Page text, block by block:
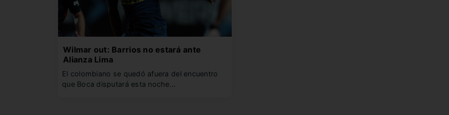
Wilmar out: Barrios no estará ante
Alianza Lima
El colombiano se quedó afuera del encuentro
que Boca disputará esta noche…